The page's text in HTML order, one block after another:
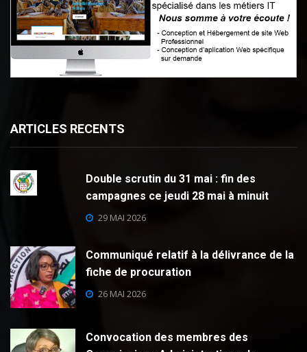
ARTICLES RECENTS
Double scrutin du 31 mai : fin des
campagnes ce jeudi 28 mai à minuit
29 MAI 2026
Communiqué relatif à la délivrance de la
fiche de procuration
26 MAI 2026
Convocation des membres des